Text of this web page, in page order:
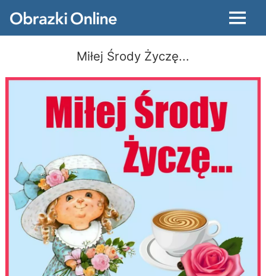
Menu
Miłej Środy Życzę...